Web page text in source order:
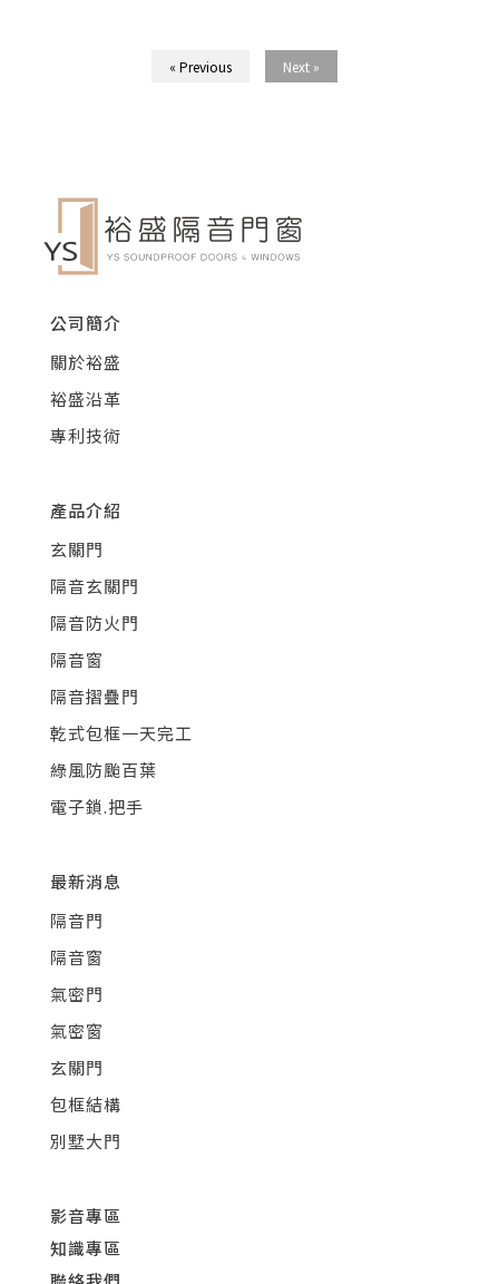
« Previous Next »
公司簡介
關於裕盛
裕盛沿革
專利技術
產品介紹
玄關門
隔音玄關門
隔音防火門
隔音窗
隔音摺疊門
乾式包框一天完工
綠風防颱百葉
電子鎖.把手
最新消息
隔音門
隔音窗
氣密門
氣密窗
玄關門
包框結構
別墅大門
影音專區
知識專區